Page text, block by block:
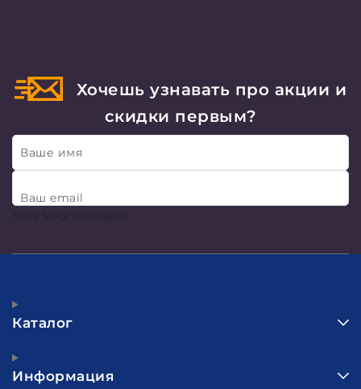
Хочешь узнавать про акции и
скидки первым?
Ваше имя
Ваш email
Хочу много скидок!
Каталог
Информация